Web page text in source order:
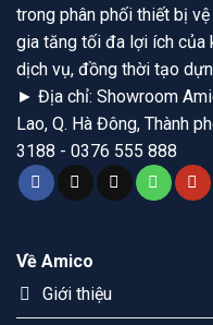
trong phân phối thiết bị
gia tăng tối đa lợi ích của
dịch vụ, đồng thời tạo
► Địa chỉ: Showroom
Lao, Q. Hà Đông, Thành
3188 - 0376 555 888
Về Amico
Giới thiệu